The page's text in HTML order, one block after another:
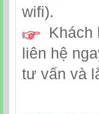
wifi).
Khách
liên hệ
tư vấn và